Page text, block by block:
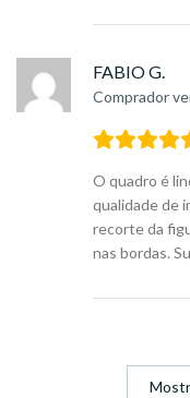
FABIO G.
Comprador
O quadro é
qualidade de
recorte da
nas bordas.